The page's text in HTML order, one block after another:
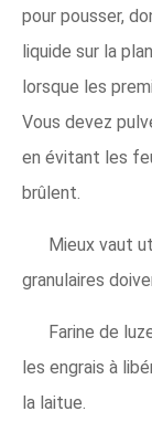
pour pousser,
liquide sur la
lorsque les
Vous devez
en évitant les
brûlent.
Mieux vaut
granulaires
Farine de
les engrais à
la laitue.